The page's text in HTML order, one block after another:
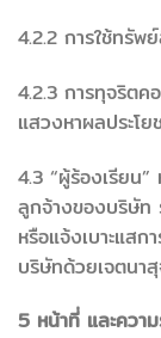
4.2.2 การใช้ทรัพ
4.2.3 การทุจริตค
แสวงหาผลประโ
4.3 “ผู้ร้องเรียน
ลูกจ้างของบริษัท
หรือแจ้งเบาะแสก
บริษัทด้วยเจตนา
5 หน้าที่ และควา